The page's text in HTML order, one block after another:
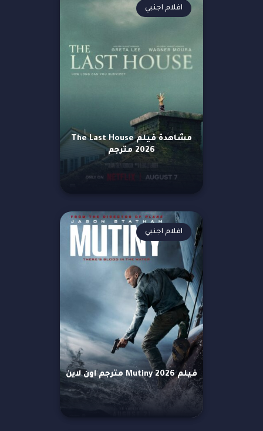
مشاهدة فيلم The Last House
2026 مترجم
افلام اجنبي
فيلم Mutiny 2026 مترجم اون لاين
افلام اجنبي